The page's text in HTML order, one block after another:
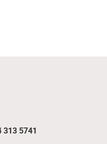
313 5741